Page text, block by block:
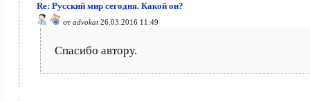
Re: Русский мир сегодня. Какой он?
от advokat26.03.2016 11:49
Спасибо автору.